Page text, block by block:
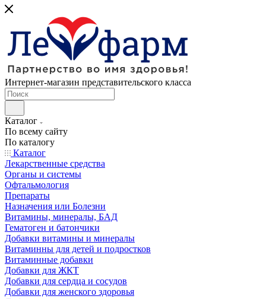
Интернет-магазин представительского класса
Каталог
По всему сайту
По каталогу
Каталог
Лекарственные средства
Органы и системы
Офтальмология
Препараты
Назначения или Болезни
Витамины, минералы, БАД
Гематоген и батончики
Добавки витамины и минералы
Витаминны для детей и подростков
Витаминные добавки
Добавки для ЖКТ
Добавки для сердца и сосудов
Добавки для женского здоровья